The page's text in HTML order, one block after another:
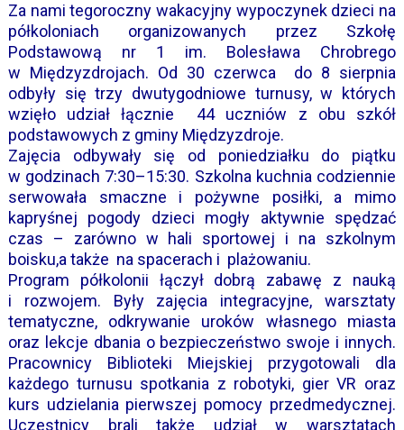
Za nami tegoroczny wakacyjny wypoczynek dzieci na
półkoloniach organizowanych przez Szkołę
Podstawową nr 1 im. Bolesława Chrobrego
w Międzyzdrojach. Od 30 czerwca do 8 sierpnia
odbyły się trzy dwutygodniowe turnusy, w których
wzięło udział łącznie 44 uczniów z obu szkół
podstawowych z gminy Międzyzdroje.
Zajęcia odbywały się od poniedziałku do piątku
w godzinach 7:30–15:30. Szkolna kuchnia codziennie
serwowała smaczne i pożywne posiłki, a mimo
kapryśnej pogody dzieci mogły aktywnie spędzać
czas – zarówno w hali sportowej i na szkolnym
boisku,a także na spacerach i plażowaniu.
Program półkolonii łączył dobrą zabawę z nauką
i rozwojem. Były zajęcia integracyjne, warsztaty
tematyczne, odkrywanie uroków własnego miasta
oraz lekcje dbania o bezpieczeństwo swoje i innych.
Pracownicy Biblioteki Miejskiej przygotowali dla
każdego turnusu spotkania z robotyki, gier VR oraz
kurs udzielania pierwszej pomocy przedmedycznej.
Uczestnicy brali także udział w warsztatach